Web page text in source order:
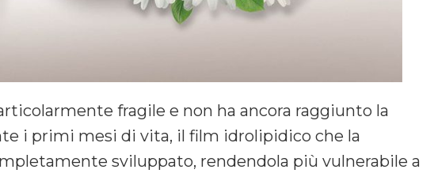
fragile e non ha ancora raggiunto la
i primi mesi di vita, il film idrolipidico che la
sviluppato, rendendola più vulnerabile a